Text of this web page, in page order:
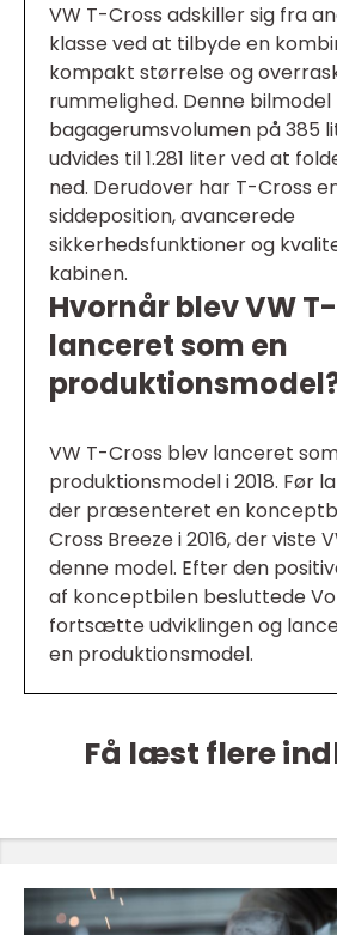
VW T-Cross adskiller sig fra
klasse ved at tilbyde en
kompakt størrelse og
rummelighed. Denne
bagagerumsvolumen på 385
udvides til 1.281 liter ved at
ned. Derudover har T-Cross
siddeposition, avancerede
sikkerhedsfunktioner og
kabinen.
Hvornår blev VW
lanceret som en
VW T-Cross blev lanceret
produktionsmodel i 2018. Før
der præsenteret en
Cross Breeze i 2016, der viste
denne model. Efter den
af konceptbilen besluttede
fortsætte udviklingen og
en produktionsmodel.
Få læst flere